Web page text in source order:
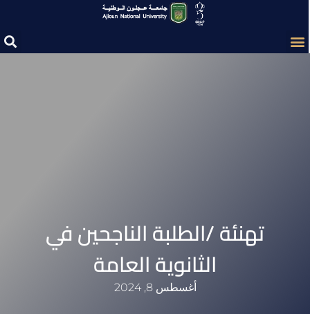
تهنئة /الطلبة الناجحين في
الثانوية العامة
أغسطس 8, 2024